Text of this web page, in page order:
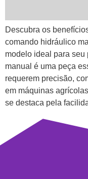
Descubra os
comando hidráulico
modelo ideal para
manual é uma peça
requerem precisão,
em máquinas
se destaca pela